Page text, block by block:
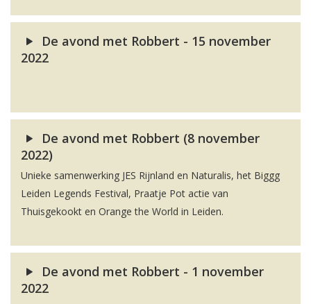
De avond met Robbert - 15 november
2022
De avond met Robbert (8 november
2022)
Unieke samenwerking JES Rijnland en Naturalis, het Biggg
Leiden Legends Festival, Praatje Pot actie van
Thuisgekookt en Orange the World in Leiden.
De avond met Robbert - 1 november
2022